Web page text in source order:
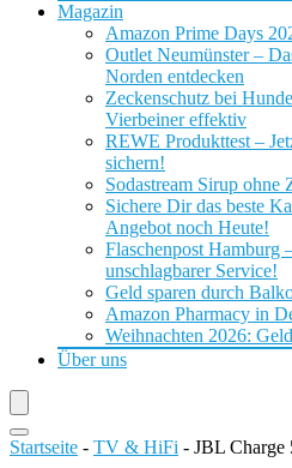
Magazin
Amazon Prime Days
Outlet Neumünster –
Norden entdecken
Zeckenschutz bei
Vierbeiner effektiv
REWE Produkttest –
sichern!
Sodastream Sirup
Sichere Dir das beste
Angebot noch Heute!
Flaschenpost Hamburg
unschlagbarer Service!
Geld sparen durch
Amazon Pharmacy in
Weihnachten 2026:
Über uns
Startseite - TV & HiFi - JBL Charge